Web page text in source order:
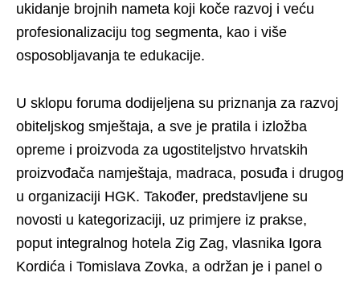
ukidanje brojnih nameta koji koče razvoj i veću
profesionalizaciju tog segmenta, kao i više
osposobljavanja te edukacije.
U sklopu foruma dodijeljena su priznanja za razvoj
obiteljskog smještaja, a sve je pratila i izložba
opreme i proizvoda za ugostiteljstvo hrvatskih
proizvođača namještaja, madraca, posuđa i drugog
u organizaciji HGK. Također, predstavljene su
novosti u kategorizaciji, uz primjere iz prakse,
poput integralnog hotela Zig Zag, vlasnika Igora
Kordića i Tomislava Zovka, a održan je i panel o